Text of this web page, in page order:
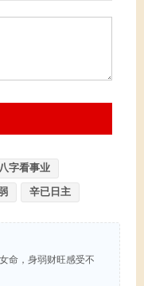
八字看事业
辛已日主
命，身弱财旺感受不